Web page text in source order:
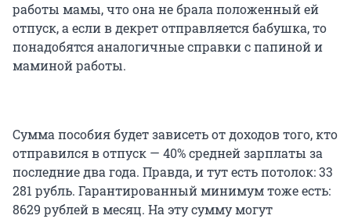
работы мамы, что она не брала положенный ей
отпуск, а если в декрет отправляется бабушка, то
понадобятся аналогичные справки с папиной и
маминой работы.
Сумма пособия будет зависеть от доходов того, кто
отправился в отпуск — 40% средней зарплаты за
последние два года. Правда, и тут есть потолок: 33
281 рубль. Гарантированный минимум тоже есть:
8629 рублей в месяц. На эту сумму могут